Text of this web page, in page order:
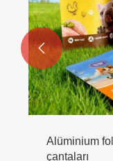
Alüminium
çantaları
